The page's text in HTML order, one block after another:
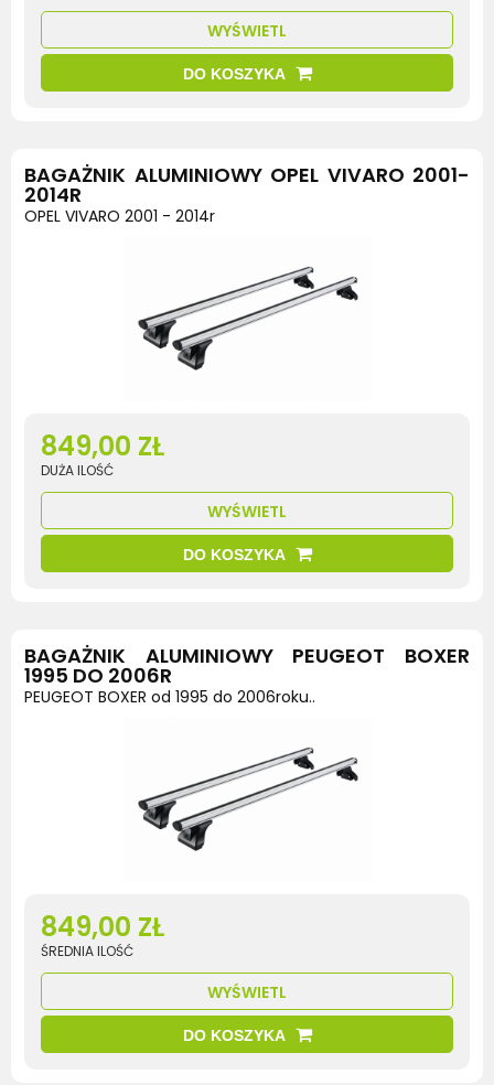
WYŚWIETL
DO KOSZYKA
BAGAŻNIK ALUMINIOWY OPEL VIVARO 2001-
2014R
OPEL VIVARO 2001 - 2014r
849,00 ZŁ
DUŻA ILOŚĆ
WYŚWIETL
DO KOSZYKA
BAGAŻNIK ALUMINIOWY PEUGEOT BOXER
1995 DO 2006R
PEUGEOT BOXER od 1995 do 2006roku..
849,00 ZŁ
ŚREDNIA ILOŚĆ
WYŚWIETL
DO KOSZYKA